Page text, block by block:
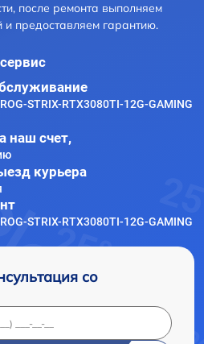
после ремонта выполняем
предоставляем гарантию.
STRIX-RTX3080TI-12G-GAMING
наш счет,
курьера
STRIX-RTX3080TI-12G-GAMING
со